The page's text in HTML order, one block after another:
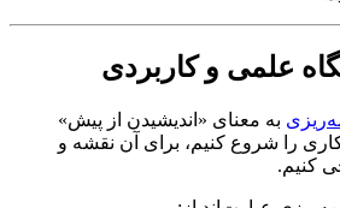
علمی و کاربردی
به معنای «اندیشیدن از پیش»
را شروع کنیم، برای آن نقشه و
کنیم.